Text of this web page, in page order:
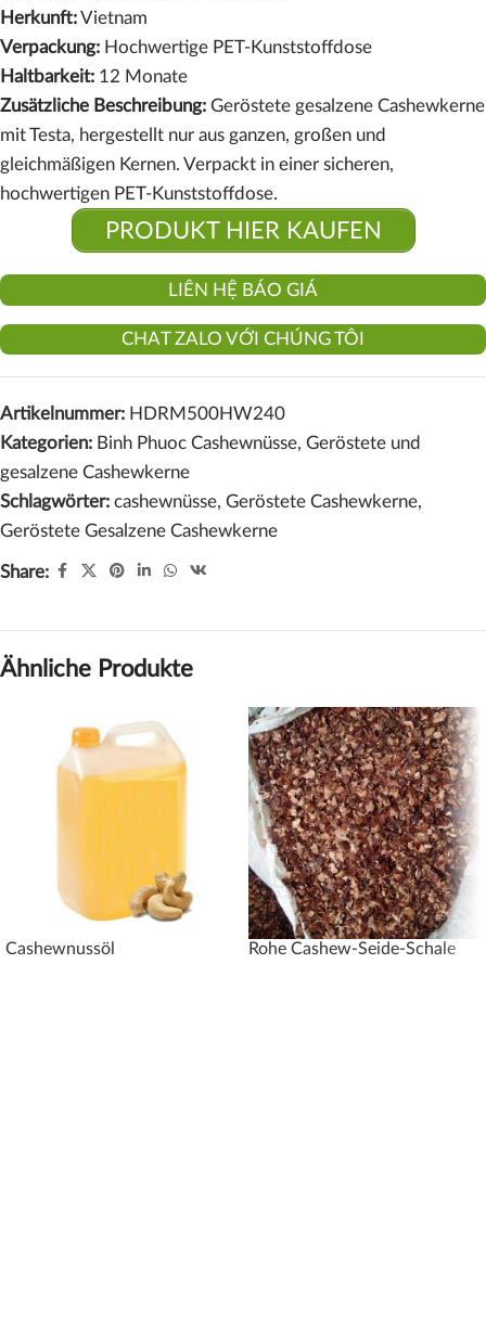
Herkunft:Vietnam
Verpackung: Hochwertige PET-Kunststoffdose
Haltbarkeit: 12 Monate
Zusätzliche Beschreibung: Geröstete gesalzene Cashewkerne
mit Testa, hergestellt nur aus ganzen, großen und
gleichmäßigen Kernen. Verpackt in einer sicheren,
hochwertigen PET-Kunststoffdose.
PRODUKT HIER KAUFEN
LIÊN HỆ BÁO GIÁ
CHAT ZALO VỚI CHÚNG TÔI
Artikelnummer: HDRM500HW240
Kategorien: Binh Phuoc Cashewnüsse, Geröstete und
gesalzene Cashewkerne
Schlagwörter: cashewnüsse, Geröstete Cashewkerne,
Geröstete Gesalzene Cashewkerne
Share:
Ähnliche Produkte
Cashewnussöl Rohe Cashew-Seide-Schale